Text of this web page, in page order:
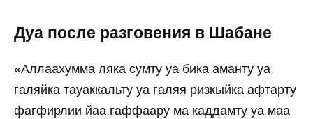
Дуа после разговения в Шабане
«Аллаахумма ляка сумту уа бика аманту уа
галяйка тауаккальту уа галяя ризкыйка афтарту
фагфирлии йаа гаффаару ма каддамту уа маа